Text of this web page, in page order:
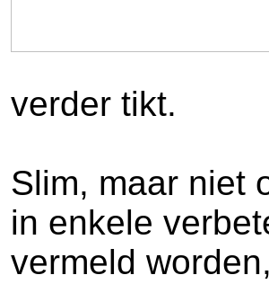
verder tikt.
Slim, maar niet
in enkele
vermeld